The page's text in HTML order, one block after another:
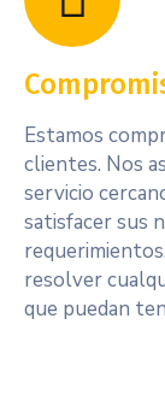
Estamos
clientes. Nos
servicio
satisfacer sus
resolver
que puedan